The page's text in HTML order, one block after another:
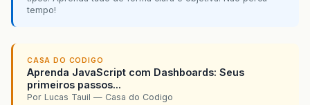
tempo!
CASA DO CODIGO
Aprenda JavaScript com Dashboards: Seus
primeiros passos...
Por Lucas Tauil — Casa do Codigo